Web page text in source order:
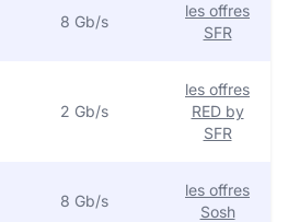
8 Gb/s
les offres
SFR
2 Gb/s
les offres
RED by
SFR
8 Gb/s
les offres
Sosh